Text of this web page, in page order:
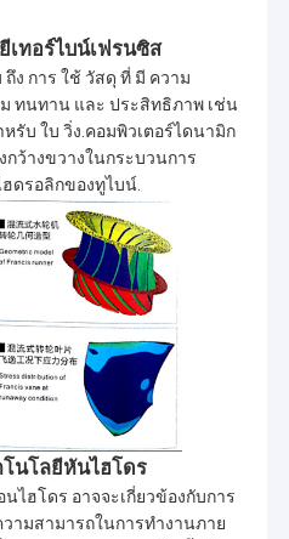
เทอร์ไบน์เฟรนซิส
ง การ ใช้ วัสดุ ที่ มี ความ
ทนทาน และ ประสิทธิภาพ เช่น
รับ ใบ วิ่ง.คอมพิวเตอร์ไดนามิก
กว้างขวางในกระบวนการ
ดรอลิกของทูไบน์.
นโลยีหันไฮโดร
ไฮโดร อาจจะเกี่ยวข้องกับการ
ามสามารถในการทํางานภาย
D1 =
/ s
n = 720rpm
ฟ
านซิส
=
hr = 42.46m,
Qr =
2x4.95m3 /
s
n = 750rpm
H-
Turgo
hr = 134m,
Qr =
0.218m3 / s
n =
1000rpm
H-
Turgo
D1 =
hr = 104m,
Qr = 0.5m3 /
n = 750rpm
2014-04
=
hr = 170m,
Qr = 1.41m3
/ s
2014-03